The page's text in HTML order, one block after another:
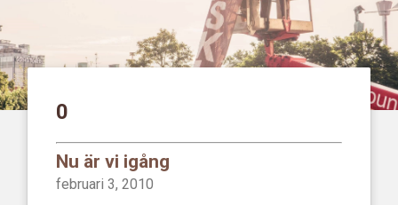
0
Nu är vi igång
februari 3, 2010